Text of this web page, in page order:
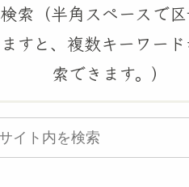
検索（半角スペースで区
ますと、複数キーワー
索できます。）